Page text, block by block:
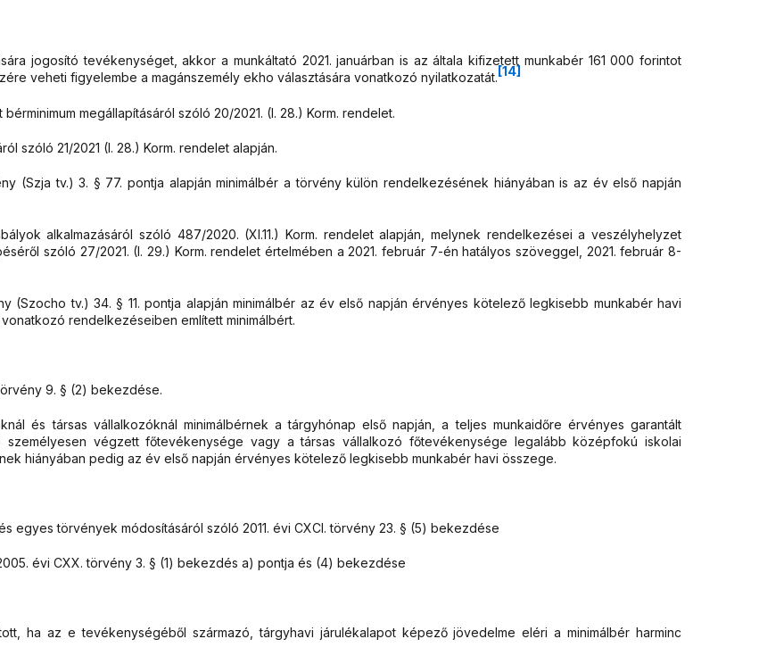
jogosító tevékenységet, akkor a munkáltató 2021. januárban is az általa kifizetett munkabér 161 000 forintot
veheti figyelembe a magánszemély ekho választására vonatkozó nyilatkozatát. [14]
megállapításáról szóló 20/2021. (I. 28.) Korm. rendelet.
szóló 21/2021 (I. 28.) Korm. rendelet alapján.
(Szja tv.) 3. § 77. pontja alapján minimálbér a törvény külön rendelkezésének hiányában is az év első napján
alkalmazásáról szóló 487/2020. (XI.11.) Korm. rendelet alapján, melynek rendelkezései a veszélyhelyzet
szóló 27/2021. (I. 29.) Korm. rendelet értelmében a 2021. február 7-én hatályos szöveggel, 2021. február 8-
(Szocho tv.) 34. § 11. pontja alapján minimálbér az év első napján érvényes kötelező legkisebb munkabér havi
rendelkezéseiben említett minimálbért.
9. § (2) bekezdése.
és társas vállalkozóknál minimálbérnek a tárgyhónap első napján, a teljes munkaidőre érvényes garantált
végzett főtevékenysége vagy a társas vállalkozó főtevékenysége legalább középfokú iskolai
hiányában pedig az év első napján érvényes kötelező legkisebb munkabér havi összege.
egyes törvények módosításáról szóló 2011. évi CXCI. törvény 23. § (5) bekezdése
évi CXX. törvény 3. § (1) bekezdés a) pontja és (4) bekezdése
ha az e tevékenységéből származó, tárgyhavi járulékalapot képező jövedelme eléri a minimálbér harminc